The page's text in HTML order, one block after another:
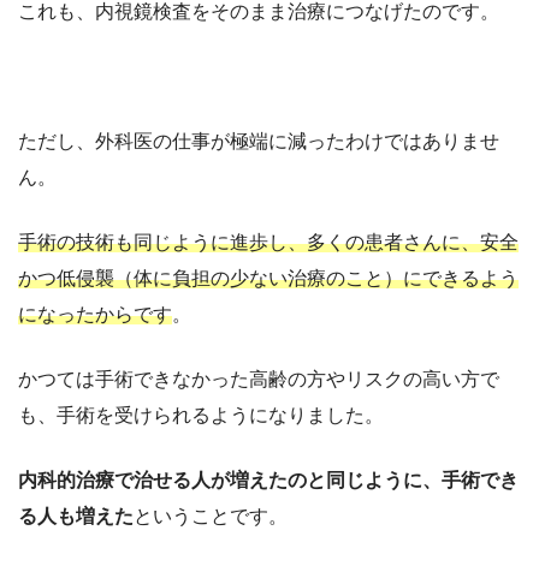
これも、内視鏡検査をそのまま治療につなげたのです。
ただし、外科医の仕事が極端に減ったわけではありませ
ん。
手術の技術も同じように進歩し、多くの患者さんに、安全
かつ低侵襲（体に負担の少ない治療のこと）にできるよう
になったからです。
かつては手術できなかった高齢の方やリスクの高い方で
も、手術を受けられるようになりました。
内科的治療で治せる人が増えたのと同じように、手術でき
る人も増えたということです。